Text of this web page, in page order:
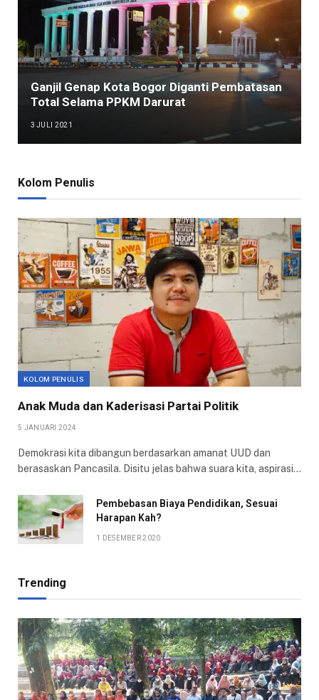
Ganjil Genap Kota Bogor Diganti Pembatasan
Total Selama PPKM Darurat
3 JULI 2021
Kolom Penulis
KOLOM PENULIS
Anak Muda dan Kaderisasi Partai Politik
5 JANUARI 2024
Demokrasi kita dibangun berdasarkan amanat UUD dan
berasaskan Pancasila. Disitu jelas bahwa suara kita, aspirasi…
Pembebasan Biaya Pendidikan, Sesuai
Harapan Kah?
1 DESEMBER 2020
Trending